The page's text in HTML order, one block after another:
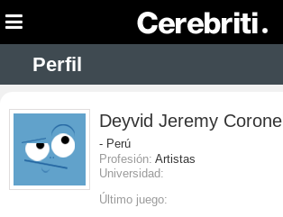
Perfil
Deyvid Jeremy Coronel
- Perú
Profesión: Artistas
Universidad:
Último juego: